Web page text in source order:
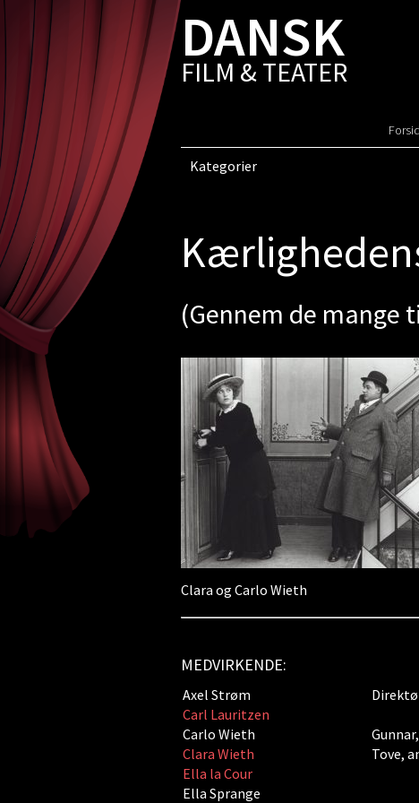
DANSK
FILM & TEATER
Kategorier
(Gennem de mange
Clara og Carlo Wieth
MEDVIRKENDE:
Axel Strøm
Carl Lauritzen
Carlo Wieth
Clara Wieth
Tove,
Ella la Cour
Ella Sprange